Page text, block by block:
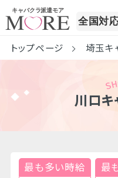
キャバクラ派遣モア
全国対
トップページ 埼玉キ
川口キ
最も多い時給
最